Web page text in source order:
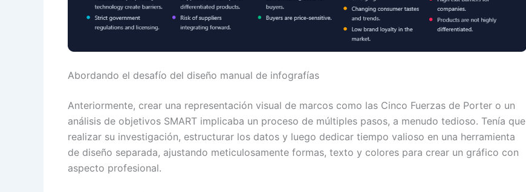
Abordando el desafío del diseño manual de infografías
Anteriormente, crear una representación visual de marcos como las Cinco Fuerzas de Porter o un
análisis de objetivos SMART implicaba un proceso de múltiples pasos, a menudo tedioso. Tenía que
realizar su investigación, estructurar los datos y luego dedicar tiempo valioso en una herramienta
de diseño separada, ajustando meticulosamente formas, texto y colores para crear un gráfico con
aspecto profesional.